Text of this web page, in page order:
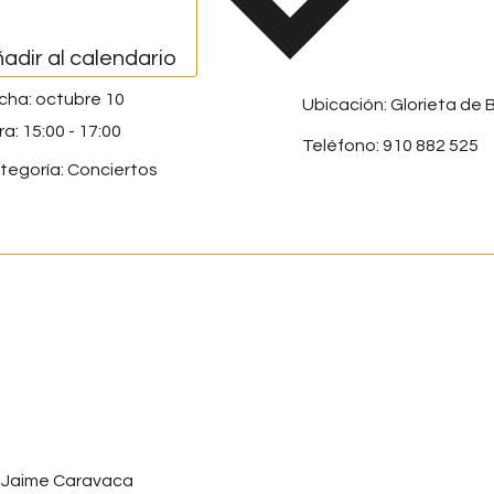
al calendario
octubre 10
15:00 - 17:00
Conciertos
Ubicación: Glorieta de
Teléfono: 910 882 525
Caravaca